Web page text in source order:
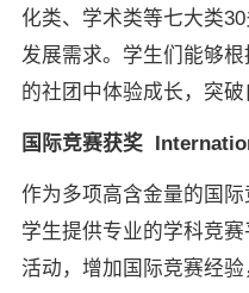
化类、学术类等七大类
发展需求。学生们能够
的社团中体验成长，突破
国际竞赛获奖
作为多项高含金量的国
学生提供专业的学科竞
活动，增加国际竞赛经